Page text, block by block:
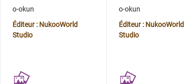
o-okun
Éditeur : NukooWorld
Studio
o-okun
Éditeur : NukooWorld
Studio